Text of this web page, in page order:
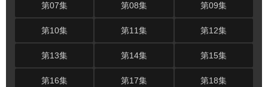
第07集 第08集 第09集
第10集 第11集 第12集
第13集 第14集 第15集
第16集 第17集 第18集